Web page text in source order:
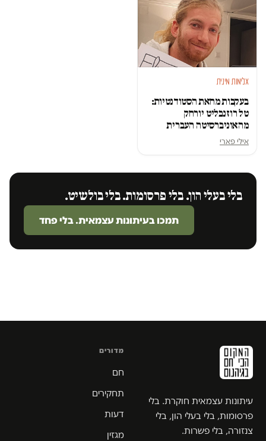
אלימות מינית
בעקבות מחאת הסטודנטיות:
טל רוזנבליט יורחק
מהאוניברסיטה העברית
אילי פארי
בלי בעלי הון. בלי פרסומות. בלי בולשיט.
תמכו בעיתונות עצמאית. בלי פחד
עיתונות עצמאית חוקרת. בלי
פרסומות, בלי בעלי הון, בלי
צנזורה, בלי פשרות.
מדורים
חם
תחקירים
דעות
מגזין